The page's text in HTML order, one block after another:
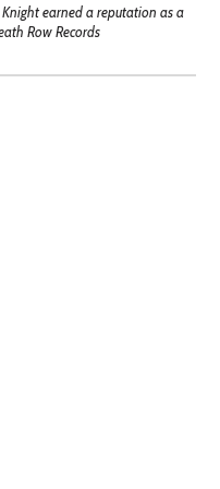
earned a reputation as a
Row Records